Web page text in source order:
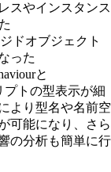
スやインスタンス
ドオブジェクト
った
と
プトの型表示が細
より型名や名前空
可能になり、さら
の分析も簡単に行